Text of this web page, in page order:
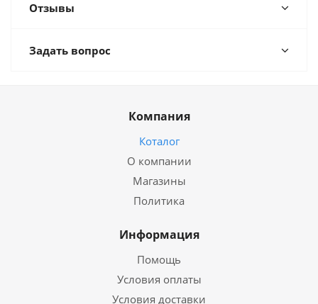
Отзывы
Задать вопрос
Компания
Коталог
О компании
Магазины
Политика
Информация
Помощь
Условия оплаты
Условия доставки